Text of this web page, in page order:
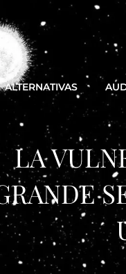
ALTERNATIVAS
LA